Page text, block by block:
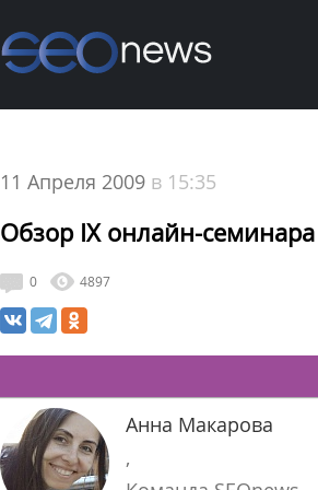
11 Апреля 2009 в 15:35
Обзор IX онлайн-семинара
0 4897
Анна Макарова
,